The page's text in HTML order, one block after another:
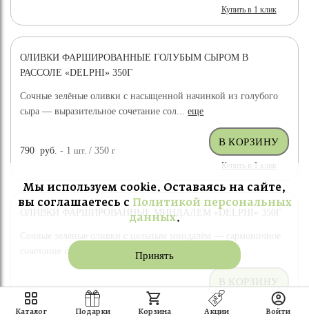
Купить в 1 клик
ОЛИВКИ ФАРШИРОВАННЫЕ ГОЛУБЫМ СЫРОМ В
РАССОЛЕ «DELPHI» 350Г
Сочные зелёные оливки с насыщенной начинкой из голубого
сыра — выразительное сочетание сол...еще
790 руб. - 1шт. / 350г
Купить в 1 клик
ОЛИВКИ ФАРШИРОВАННЫЕ МИНДАЛЕМ «DELPHI» 350Г
сочетание солоноватого вкуса и мягк...
769 шт./ 350
Купить в 1 клик
Мы используем cookie. Оставаясь на сайте,
вы соглашаетесь с Политикой персональных
данных.
Принять
Каталог Подарки Корзина Акции Войти